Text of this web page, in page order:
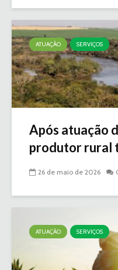
ATUAÇÃO SERVIÇOS
Após atuação
produtor rural
26 de maio de 2026
ATUAÇÃO SERVIÇOS